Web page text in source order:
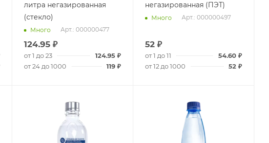
литра негазированная
(стекло)
Много Арт.: 000000477
124.95₽
от 1 до 23 124.95₽
от 24 до 1000
119₽
негазированная (ПЭТ)
Много Арт.: 000000497
52₽
от 1 до 11 54.60 ₽
от 12 до 1000
52 ₽